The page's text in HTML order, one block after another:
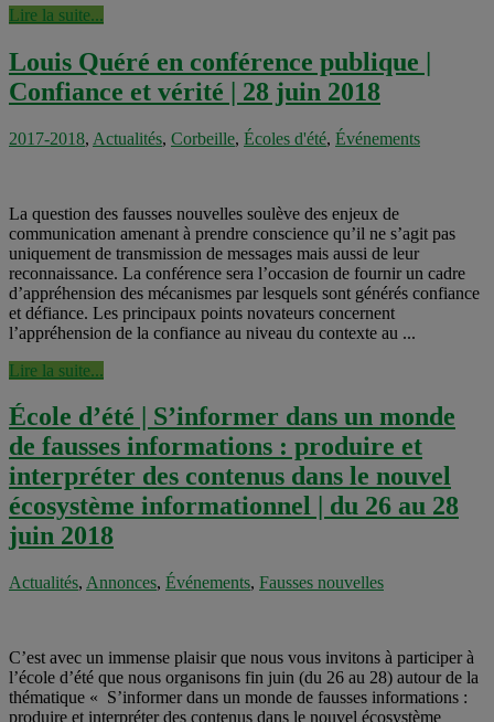
Lire la suite...
Louis Quéré en conférence publique |
Confiance et vérité | 28 juin 2018
2017-2018, Actualités, Corbeille, Écoles d'été, Événements
La question des fausses nouvelles soulève des enjeux de
communication amenant à prendre conscience qu’il ne s’agit pas
uniquement de transmission de messages mais aussi de leur
reconnaissance. La conférence sera l’occasion de fournir un cadre
d’appréhension des mécanismes par lesquels sont générés confiance
et défiance. Les principaux points novateurs concernent
l’appréhension de la confiance au niveau du contexte au ...
Lire la suite...
École d’été | S’informer dans un monde
de fausses informations : produire et
interpréter des contenus dans le nouvel
écosystème informationnel | du 26 au 28
juin 2018
Actualités, Annonces, Événements, Fausses nouvelles
C’est avec un immense plaisir que nous vous invitons à participer à
l’école d’été que nous organisons fin juin (du 26 au 28) autour de la
thématique « S’informer dans un monde de fausses informations :
produire et interpréter des contenus dans le nouvel écosystème